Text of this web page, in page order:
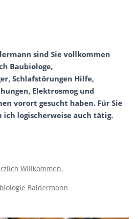
sind Sie vollkommen
Baubiologe,
Schlafstörungen Hilfe,
Elektrosmog und
vorort gesucht haben. Für Sie
ich logischerweise auch tätig.
Willkommen.
Baldermann